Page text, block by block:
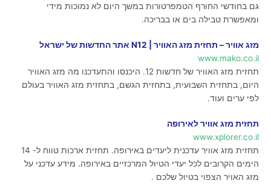
גם בחודשי החורף הטמפרטורות במשך היום לא נמוכות מידי
ומאפשרת טבילה בים או בבריכה.
מזג אוויר – תחזית מזג האוויר | N12 אתר החדשות של ישראל
www.mako.co.il
תחזית מזג האוויר של חדשות 12. היכנסו והתעדכנו מה מזג האוויר
היום, בתחזית השבועית, בתחזית הגשם, בתחזית מזג האוויר בעולם
לפי ערים ועוד.
תחזית מזג אוויר לאירופה
www.xplorer.co.il
תחזית מזג אוויר עדכנית ליעדים באירופה. תחזית ארכות טווח ל- 14
הימים הקרובים לכל יעדי הטיול המרכזיים באירופה. מידע עדכני על
מזג האויר הצפוי בטיול שלכם .